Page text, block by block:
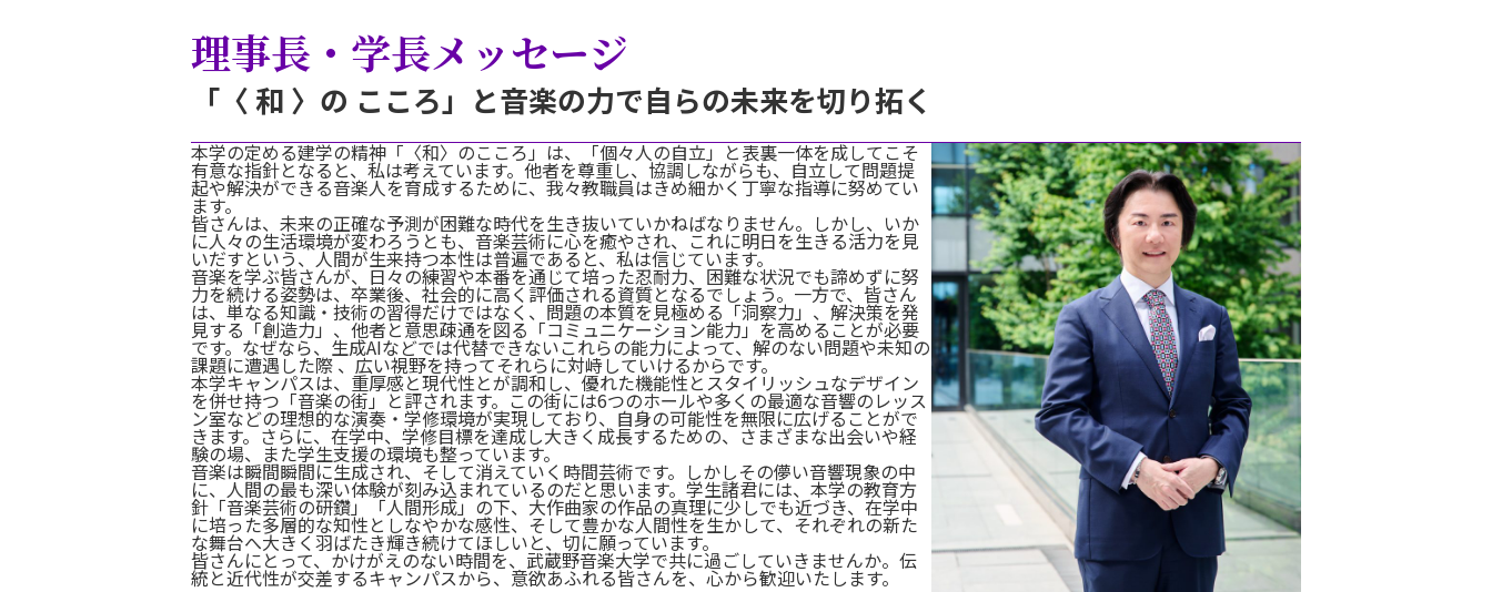
理事長・学長メッセージ
「〈 和 〉の こころ」と音楽の力で自らの未来を切り拓く
本学の定める建学の精神「〈和〉のこころ」は、「個々人の自立」と表裏一体を成してこそ
有意な指針となると、私は考えています。他者を尊重し、協調しながらも、自立して問題提
起や解決ができる音楽人を育成するために、我々教職員はきめ細かく丁寧な指導に努めてい
ます。
皆さんは、未来の正確な予測が困難な時代を生き抜いていかねばなりません。しかし、いか
に人々の生活環境が変わろうとも、音楽芸術に心を癒やされ、これに明日を生きる活力を見
いだすという、人間が生来持つ本性は普遍であると、私は信じています。
音楽を学ぶ皆さんが、日々の練習や本番を通じて培った忍耐力、困難な状況でも諦めずに努
力を続ける姿勢は、卒業後、社会的に高く評価される資質となるでしょう。一方で、皆さん
は、単なる知識・技術の習得だけではなく、問題の本質を見極める「洞察力」、解決策を発
見する「創造力」、他者と意思疎通を図る「コミュニケーション能力」を高めることが必要
です。なぜなら、生成AIなどでは代替できないこれらの能力によって、解のない問題や未知の
課題に遭遇した際 、広い視野を持ってそれらに対峙していけるからです。
本学キャンパスは、重厚感と現代性とが調和し、優れた機能性とスタイリッシュなデザイン
を併せ持つ「音楽の街」と評されます。この街には6つのホールや多くの最適な音響のレッス
ン室などの理想的な演奏・学修環境が実現しており、自身の可能性を無限に広げることがで
きます。さらに、在学中、学修目標を達成し大きく成長するための、さまざまな出会いや経
験の場、また学生支援の環境も整っています。
音楽は瞬間瞬間に生成され、そして消えていく時間芸術です。しかしその儚い音響現象の中
に、人間の最も深い体験が刻み込まれているのだと思います。学生諸君には、本学の教育方
針「音楽芸術の研鑽」「人間形成」の下、大作曲家の作品の真理に少しでも近づき、在学中
に培った多層的な知性としなやかな感性、そして豊かな人間性を生かして、それぞれの新た
な舞台へ大きく羽ばたき輝き続けてほしいと、切に願っています。
皆さんにとって、かけがえのない時間を、武蔵野音楽大学で共に過ごしていきませんか。伝
統と近代性が交差するキャンパスから、意欲あふれる皆さんを、心から歓迎いたします。